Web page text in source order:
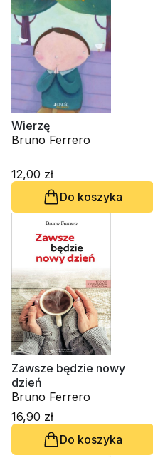
Wierzę
Bruno Ferrero
12,00 zł
Do koszyka
Zawsze będzie nowy
dzień
Bruno Ferrero
16,90 zł
Do koszyka